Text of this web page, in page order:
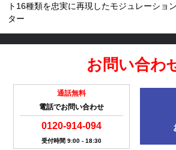
ト16種類を忠実に再現したモジュレーショ
ター
お問い合わ
通話無料
電話でお問い合わせ
0120-914-094
受付時間 9:00 - 18:30